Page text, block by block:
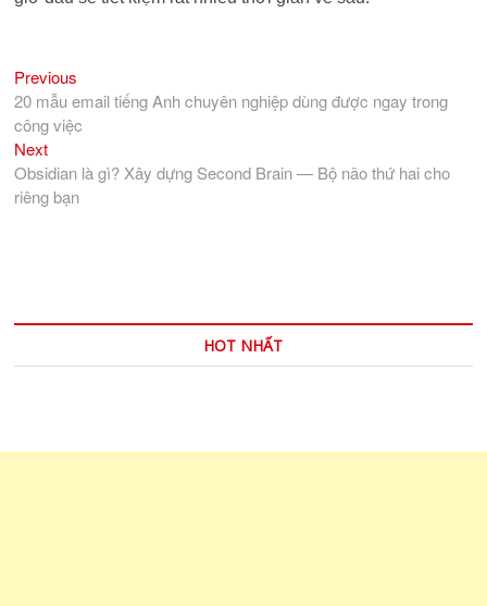
Điều
hướng
bài
viết
Previous
post:
20 mẫu email tiếng Anh chuyên nghiệp dùng được ngay trong
công việc
NextNext
post:
Obsidian là gì? Xây dựng Second Brain — Bộ não thứ hai cho
riêng bạn
HOT NHẤT